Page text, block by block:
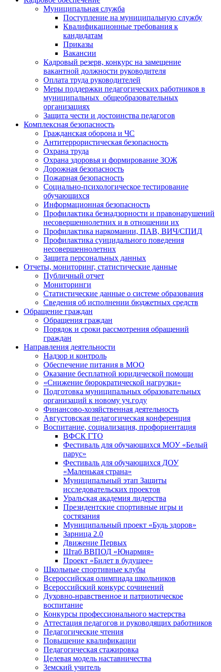
Муниципальная служба
Поступление на муниципальную службу
Квалификационные требования к
кандидатам
Приказы
Вакансии
Кадровый резерв, конкурс на замещение
вакантной должности руководителя
Оплата труда руководителей
Меры поддержки педагогических работников в
муниципальных общеобразовательных
организациях
Защита чести и достоинства педагогов
Комплексная безопасность
Гражданская оборона и ЧС
Антитеррористическая безопасность
Охрана труда
Охрана здоровья и формирование ЗОЖ
Дорожная безопасность
Пожарная безопасность
Социально-психологическое тестирование
обучающихся
Информационная безопасность
Профилактика безнадзорности и правонарушений
несовершеннолетних и в отношении их
Профилактика наркомании, ПАВ, ВИЧ/СПИД
Профилактика суицидального поведения
несовершеннолетних
Защита персональных данных
Отчеты, мониторинг, статистические данные
Публичный отчет
Мониторинги
Статистические данные о системе образования
Сведения об исполнении бюджетных средств
Обращение граждан
Обращения граждан
Порядок и сроки рассмотрения обращений
граждан
Направления деятельности
Надзор и контроль
Обеспечение питания в МОО
Оказание бесплатной юридической помощи
«Снижение бюрократической нагрузки»
Подготовка муниципальных образовательных
организаций к новому уч.году
Финансово-хозяйственная деятельность
Августовская педагогическая конференция
Воспитание, социализация, профориентация
ВФСК ГТО
Фестиваль для обучающихся МОУ «Белый
парус»
Фестиваль для обучающихся ДОУ
«Маленькая страна»
Муниципальный этап Защиты
исследовательских проектов
Уральская академия лидерства
Президентские спортивные игры и
состязания
Муниципальный проект «Будь здоров»
Зарница 2.0
Движение Первых
Штаб ВВПОД «Юнармия»
Проект «Билет в будущее»
Школьные спортивные клубы
Всероссийская олимпиада школьников
Всероссийский конкурс сочинений
Духовно-нравственное и патриотическое
воспитание
Конкурсы профессионального мастерства
Аттестация педагогов и руководящих работников
Педагогические чтения
Повышение квалификации
Педагогическая стажировка
Целевая модель наставничества
Земский учитель